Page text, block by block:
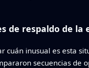
de respaldo de la
cuán inusual es esta
secuencias de